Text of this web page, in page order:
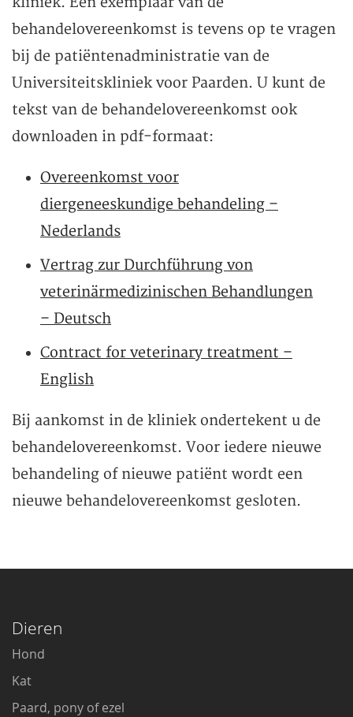
behandelovereenkomst is tevens op te vragen
bij de patiëntenadministratie van de
Universiteitskliniek voor Paarden. U kunt de
tekst van de behandelovereenkomst ook
downloaden in pdf-formaat:
Overeenkomst voor
diergeneeskundige behandeling –
Nederlands
Vertrag zur Durchführung von
veterinärmedizinischen Behandlungen
– Deutsch
Contract for veterinary treatment –
English
Bij aankomst in de kliniek ondertekent u de
behandelovereenkomst. Voor iedere nieuwe
behandeling of nieuwe patiënt wordt een
nieuwe behandelovereenkomst gesloten.
Dieren
Hond
Kat
Paard, pony of ezel